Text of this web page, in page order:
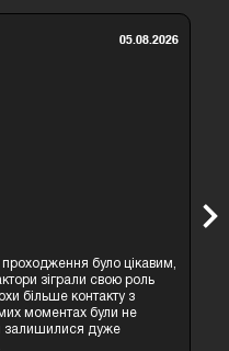
05.08.2026
було цікавим,
зіграли свою роль
більше контакту з
моментах були не
залишилися дуже